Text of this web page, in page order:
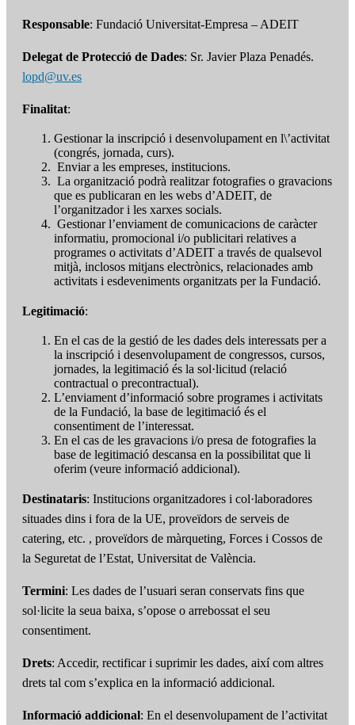
Responsable: Fundació Universitat-Empresa – ADEIT
Delegat de Protecció de Dades: Sr. Javier Plaza Penadés.
lopd@uv.es
Finalitat:
Gestionar la inscripció i desenvolupament en l\’activitat
(congrés, jornada, curs).
Enviar a les empreses, institucions.
La organització podrà realitzar fotografies o gravacions
que es publicaran en les webs d’ADEIT, de
l’organitzador i les xarxes socials.
Gestionar l’enviament de comunicacions de caràcter
informatiu, promocional i/o publicitari relatives a
programes o activitats d’ADEIT a través de qualsevol
mitjà, inclosos mitjans electrònics, relacionades amb
activitats i esdeveniments organitzats per la Fundació.
Legitimació:
En el cas de la gestió de les dades dels interessats per a
la inscripció i desenvolupament de congressos, cursos,
jornades, la legitimació és la sol·licitud (relació
contractual o precontractual).
L’enviament d’informació sobre programes i activitats
de la Fundació, la base de legitimació és el
consentiment de l’interessat.
En el cas de les gravacions i/o presa de fotografies la
base de legitimació descansa en la possibilitat que li
oferim (veure informació addicional).
Destinataris: Institucions organitzadores i col·laboradores
situades dins i fora de la UE, proveïdors de serveis de
catering, etc. , proveïdors de màrqueting, Forces i Cossos de
la Seguretat de l’Estat, Universitat de València.
Termini: Les dades de l’usuari seran conservats fins que
sol·licite la seua baixa, s’opose o arrebossat el seu
consentiment.
Drets: Accedir, rectificar i suprimir les dades, així com altres
drets tal com s’explica en la informació addicional.
Informació addicional: En el desenvolupament de l’activitat